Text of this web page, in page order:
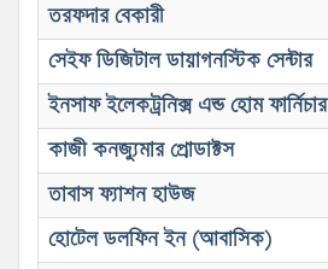
তরফদার বেকারী
সেইফ ডিজিটাল ডায়াগনস্টিক সেন্টার
ইনসাফ ইলেকট্রনিক্স এন্ড হোম ফার্নিচার
কাজী কনজ্যুমার প্রোডাক্টস
তাবাস ফ্যাশন হাউজ
হোটেল ডলফিন ইন (আবাসিক)